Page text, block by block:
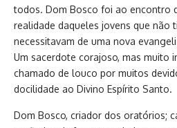
todos. Dom Bosco foi ao encontro
realidade daqueles jovens que não
necessitavam de uma nova
Um sacerdote corajoso, mas muito
chamado de louco por muitos
docilidade ao Divino Espírito Santo.
Dom Bosco, criador dos oratórios;